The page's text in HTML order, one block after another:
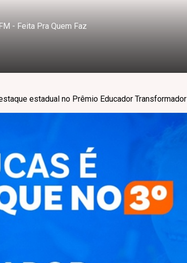
- Feita Pra Quem Faz
estadual no Prêmio Educador Transformador